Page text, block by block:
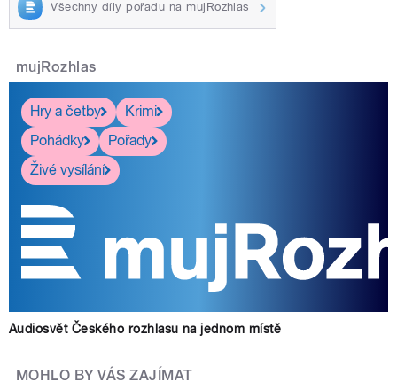
Všechny díly pořadu na mujRozhlas
mujRozhlas
Hry a četby
Krimi
Pohádky
Pořady
Živé vysílání
Audiosvět Českého rozhlasu na jednom místě
MOHLO BY VÁS ZAJÍMAT